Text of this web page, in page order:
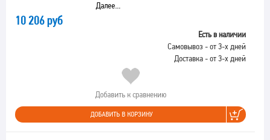
Далее...
10 206 руб
Есть в наличии
Самовывоз - от 3-х дней
Доставка - от 3-х дней
Добавить к сравнению
ДОБАВИТЬ В КОРЗИНУ